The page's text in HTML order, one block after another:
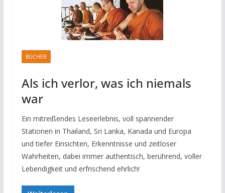
BÜCHER
Als ich verlor, was ich niemals
war
Ein mitreißendes Leseerlebnis, voll spannender
Stationen in Thailand, Sri Lanka, Kanada und Europa
und tiefer Einsichten, Erkenntnisse und zeitloser
Wahrheiten, dabei immer authentisch, berührend, voller
Lebendigkeit und erfrischend ehrlich!